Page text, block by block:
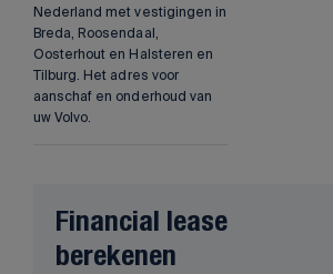
Nederland met vestigingen in
Breda, Roosendaal,
Oosterhout en Halsteren en
Tilburg. Het adres voor
aanschaf en onderhoud van
uw Volvo.
Financial lease
berekenen